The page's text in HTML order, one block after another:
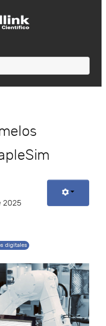
2025
digitales